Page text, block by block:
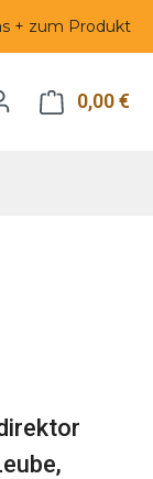
+ zum Produkt
0,00 €